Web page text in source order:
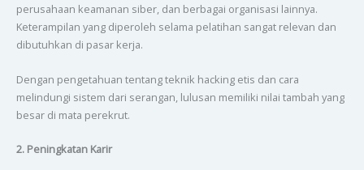
perusahaan keamanan siber, dan berbagai organisasi lainnya.
Keterampilan yang diperoleh selama pelatihan sangat relevan dan
dibutuhkan di pasar kerja.
Dengan pengetahuan tentang teknik hacking etis dan cara
melindungi sistem dari serangan, lulusan memiliki nilai tambah yang
besar di mata perekrut.
2. Peningkatan Karir